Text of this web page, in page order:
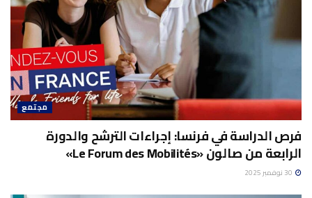
مجتمع
فرص الدراسة في فرنسا: إجراءات الترشح والدورة
الرابعة من صالون «Le Forum des Mobilités»